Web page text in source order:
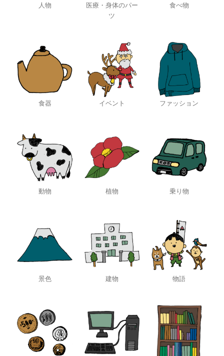
人物
医療・身体のパー
ツ
食べ物
食器 イベント ファッション
動物 植物 乗り物
景色 建物 物語